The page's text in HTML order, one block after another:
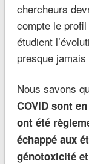
chercheurs
compte le
étudient
presque jamais
Nous savons
COVID sont
ont été
échappé aux
génotoxicité